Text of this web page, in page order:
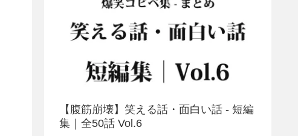
【腹筋崩壊】笑える話・面白い話 - 短編
集｜全50話 Vol.6